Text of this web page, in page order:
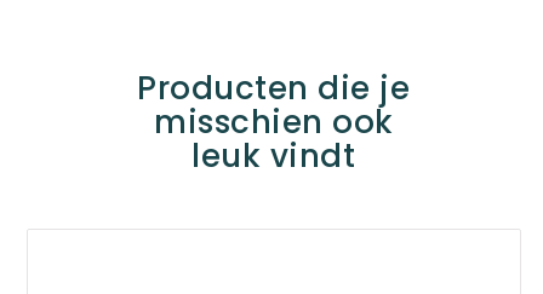
Producten die je
misschien ook
leuk vindt